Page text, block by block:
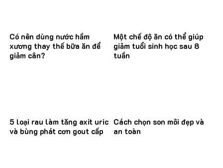
Có nên dùng nước hầm
xương thay thế bữa ăn để
giảm cân?
Một chế độ ăn có thể giúp
giảm tuổi sinh học sau 8
tuần
5 loại rau làm tăng axit uric
và bùng phát cơn gout cấp
Cách chọn son môi đẹp và
an toàn